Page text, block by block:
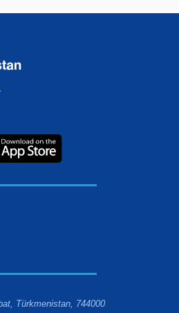
Türkmenistan, 744000